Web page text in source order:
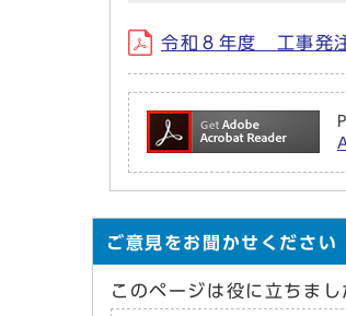
令和８年度 工事発
ご意見をお聞かせください
このページは役に立ちまし